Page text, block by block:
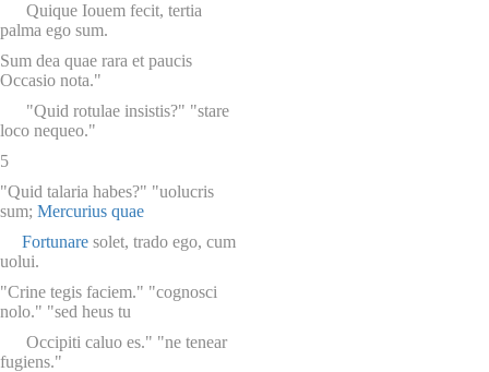
Quique Iouem fecit, tertia
palma ego sum.
Sum dea quae rara et paucis
Occasio nota."
"Quid rotulae insistis?" "stare
loco nequeo."
5
"Quid talaria habes?" "uolucris
sum; Mercurius quae
Fortunare solet, trado ego, cum
uolui.
"Crine tegis faciem." "cognosci
nolo." "sed heus tu
Occipiti caluo es." "ne tenear
fugiens."